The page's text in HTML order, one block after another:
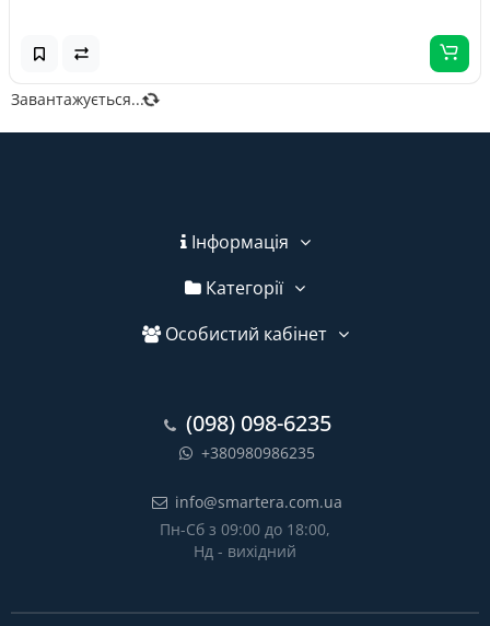
Завантажується...
Інформація
Категорії
Особистий кабінет
(098) 098-6235
+380980986235
info@smartera.com.ua
Пн-Сб з 09:00 до 18:00,
Нд - вихідний